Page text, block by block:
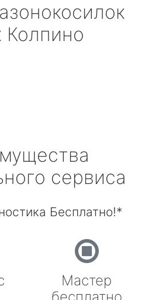
Колпино
сервиса
Бесплатно!*
Мастер